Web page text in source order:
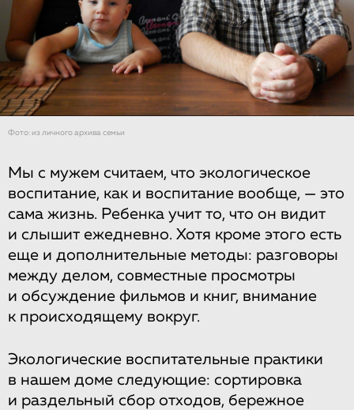
Фото: из личного архива семьи
Мы с мужем считаем, что экологическое
воспитание, как и воспитание вообще, — это
сама жизнь. Ребенка учит то, что он видит
и слышит ежедневно. Хотя кроме этого есть
еще и дополнительные методы: разговоры
между делом, совместные просмотры
и обсуждение фильмов и книг, внимание
к происходящему вокруг.
Экологические воспитательные практики
в нашем доме следующие: сортировка
и раздельный сбор отходов, бережное